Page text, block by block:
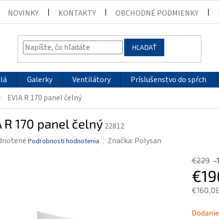
NOVINKY KONTAKTY OBCHODNÉ PODMIENKY
HĽADAŤ
Galerky Ventilátory Príslušenstvo do spŕch
EVIA R 170 panel čelný
R 170 panel čelný 22812
Podrobnosti hodnotenia Značka: Polysan
€229
cena: